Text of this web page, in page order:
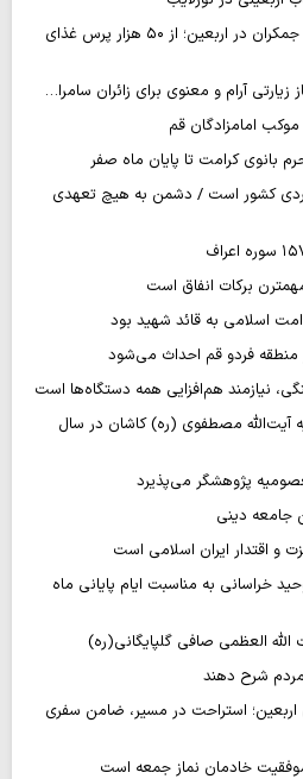
کارنامه موکب مسجد مقدس جمکران در اربعین؛ از ۵۰ هزار پرس غذای
آرام و معنوی برای زائران سامرا…
کشور است / دشمن به هیچ تعهدی
برکات انفاق است
اسلامی به قائد شهید بود
منطقه فردو قم احداث می‌شود
نیازمند هم‌افزایی همه دستگاه‌ها است
آیت‌الله مصطفوی (ره) کاشان در سال
پژوهشگر می‌پذیرد
جامعه دینی
و اقتدار ایران اسلامی است
خراسانی به مناسبت ایام پایانی ماه
العظمی صافی گلپایگانی(ره)
مردم شرح دهند
اربعین؛ استراحت در مسیر، ضامن سفری
خادمان نماز جمعه است